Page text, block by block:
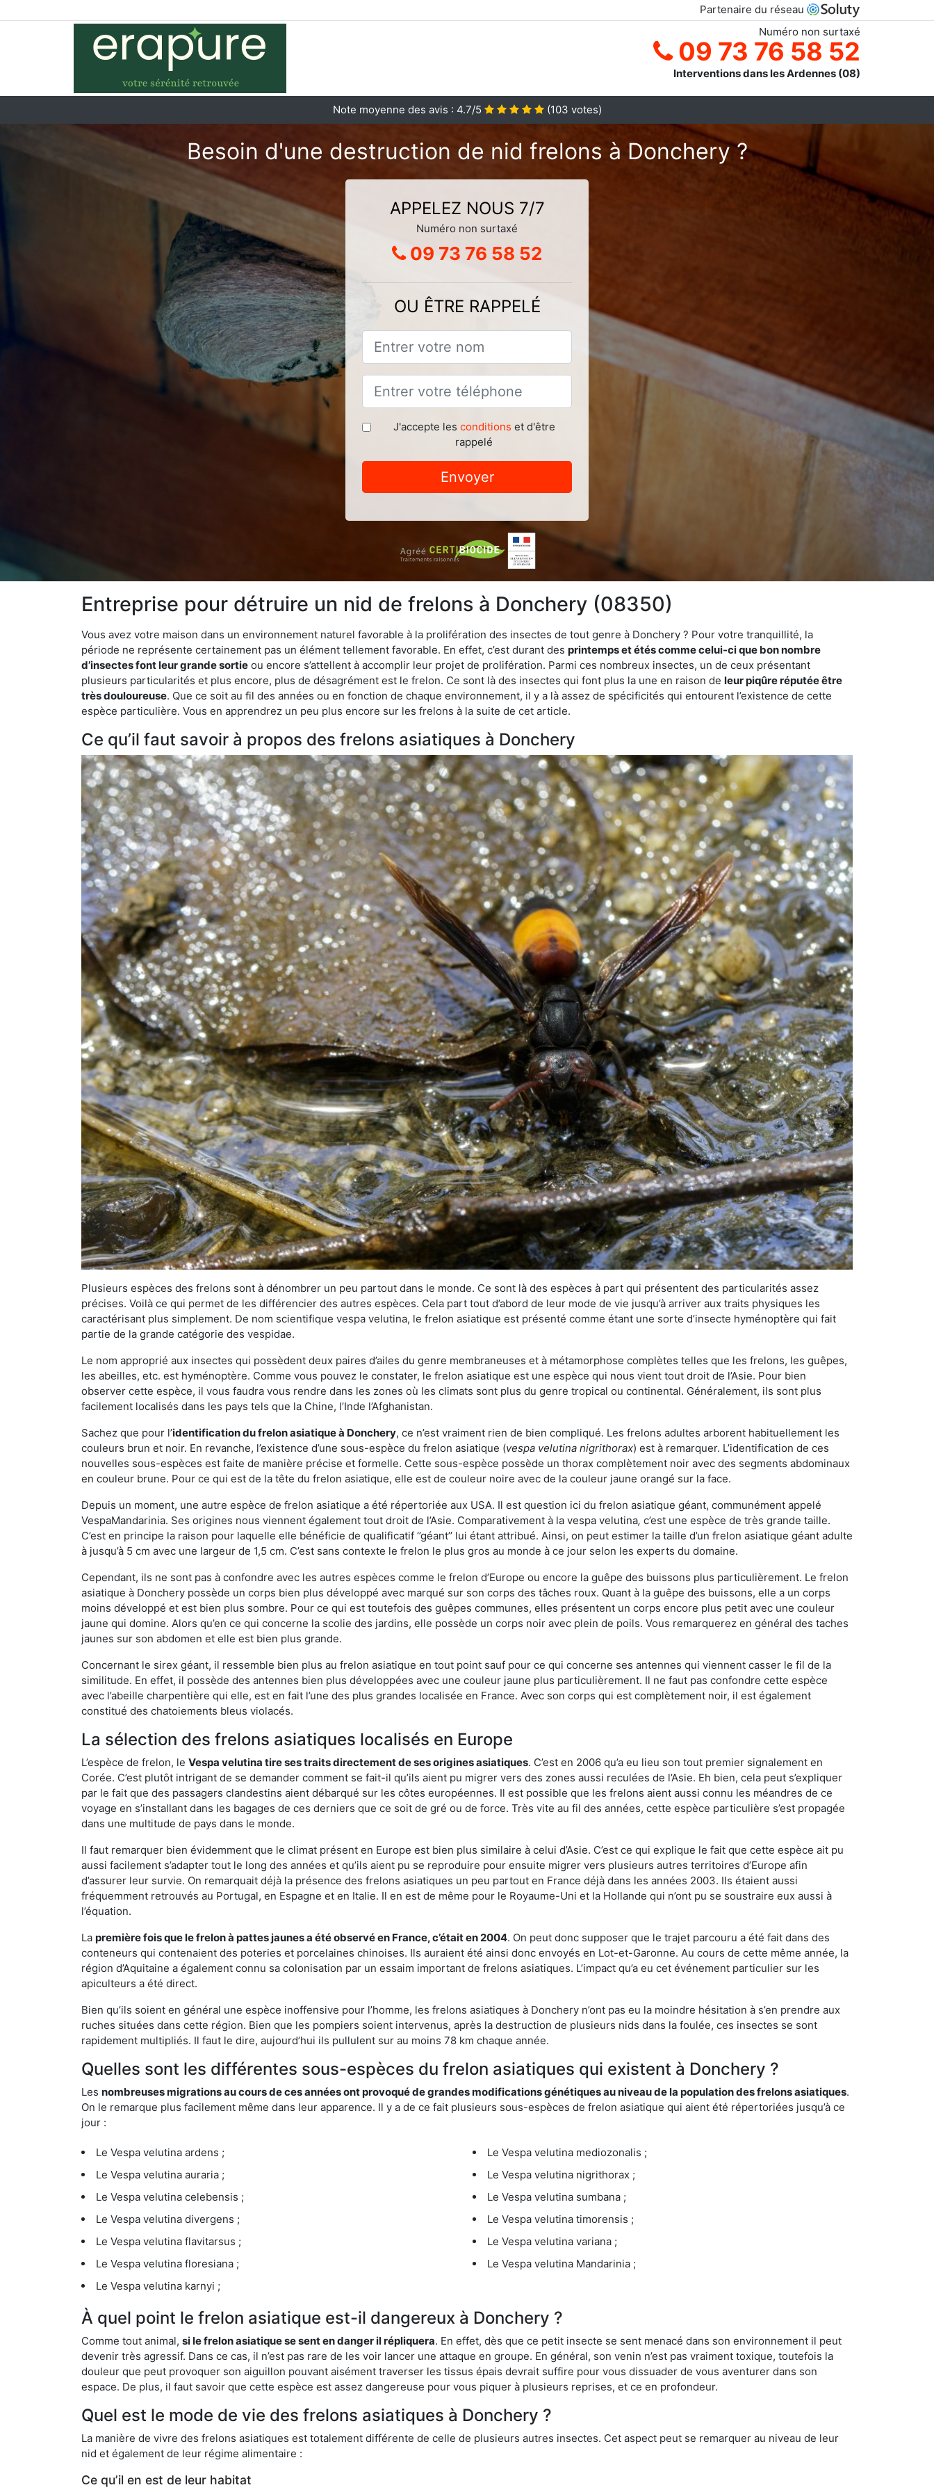
Partenaire du réseau
Numéro non surtaxé
09 73 76 58 52
Interventions dans les Ardennes (08)
Note moyenne des avis : 4.7/5 (103 votes)
Besoin d'une destruction de nid frelons à Donchery ?
APPELEZ NOUS 7/7
Numéro non surtaxé
09 73 76 58 52
OU ÊTRE RAPPELÉ
J'accepte les conditions et d'être
rappelé
Envoyer
Entreprise pour détruire un nid de frelons à Donchery (08350)
Vous avez votre maison dans un environnement naturel favorable à la prolifération des insectes de tout genre à Donchery ? Pour votre tranquillité, la
période ne représente certainement pas un élément tellement favorable. En effet, c’est durant des printemps et étés comme celui-ci que bon nombre
d’insectes font leur grande sortie ou encore s’attellent à accomplir leur projet de prolifération. Parmi ces nombreux insectes, un de ceux présentant
plusieurs particularités et plus encore, plus de désagrément est le frelon. Ce sont là des insectes qui font plus la une en raison de leur piqûre réputée être
très douloureuse. Que ce soit au fil des années ou en fonction de chaque environnement, il y a là assez de spécificités qui entourent l’existence de cette
espèce particulière. Vous en apprendrez un peu plus encore sur les frelons à la suite de cet article.
Ce qu’il faut savoir à propos des frelons asiatiques à Donchery
Plusieurs espèces des frelons sont à dénombrer un peu partout dans le monde. Ce sont là des espèces à part qui présentent des particularités assez
précises. Voilà ce qui permet de les différencier des autres espèces. Cela part tout d’abord de leur mode de vie jusqu’à arriver aux traits physiques les
caractérisant plus simplement. De nom scientifique vespa velutina, le frelon asiatique est présenté comme étant une sorte d’insecte hyménoptère qui fait
partie de la grande catégorie des vespidae.
Le nom approprié aux insectes qui possèdent deux paires d’ailes du genre membraneuses et à métamorphose complètes telles que les frelons, les guêpes,
les abeilles, etc. est hyménoptère. Comme vous pouvez le constater, le frelon asiatique est une espèce qui nous vient tout droit de l’Asie. Pour bien
observer cette espèce, il vous faudra vous rendre dans les zones où les climats sont plus du genre tropical ou continental. Généralement, ils sont plus
facilement localisés dans les pays tels que la Chine, l’Inde l’Afghanistan.
Sachez que pour l’identification du frelon asiatiqueà Donchery, ce n’est vraiment rien de bien compliqué. Les frelons adultes arborent habituellement les
couleurs brun et noir. En revanche, l’existence d’une sous-espèce du frelon asiatique (vespa velutina nigrithorax) est à remarquer. L’identification de ces
nouvelles sous-espèces est faite de manière précise et formelle. Cette sous-espèce possède un thorax complètement noir avec des segments abdominaux
en couleur brune. Pour ce qui est de la tête du frelon asiatique, elle est de couleur noire avec de la couleur jaune orangé sur la face.
Depuis un moment, une autre espèce de frelon asiatique a été répertoriée aux USA. Il est question ici du frelon asiatique géant, communément appelé
VespaMandarinia. Ses origines nous viennent également tout droit de l’Asie. Comparativement à la vespa velutina, c’est une espèce de très grande taille.
C’est en principe la raison pour laquelle elle bénéficie de qualificatif ‘’géant’’ lui étant attribué. Ainsi, on peut estimer la taille d’un frelon asiatique géant adulte
à jusqu’à 5 cm avec une largeur de 1,5 cm. C’est sans contexte le frelon le plus gros au monde à ce jour selon les experts du domaine.
Cependant, ils ne sont pas à confondre avec les autres espèces comme le frelon d’Europe ou encore la guêpe des buissons plus particulièrement. Le frelon
asiatique à Donchery possède un corps bien plus développé avec marqué sur son corps des tâches roux. Quant à la guêpe des buissons, elle a un corps
moins développé et est bien plus sombre. Pour ce qui est toutefois des guêpes communes, elles présentent un corps encore plus petit avec une couleur
jaune qui domine. Alors qu’en ce qui concerne la scolie des jardins, elle possède un corps noir avec plein de poils. Vous remarquerez en général des taches
jaunes sur son abdomen et elle est bien plus grande.
Concernant le sirex géant, il ressemble bien plus au frelon asiatique en tout point sauf pour ce qui concerne ses antennes qui viennent casser le fil de la
similitude. En effet, il possède des antennes bien plus développées avec une couleur jaune plus particulièrement. Il ne faut pas confondre cette espèce
avec l’abeille charpentière qui elle, est en fait l’une des plus grandes localisée en France. Avec son corps qui est complètement noir, il est également
constitué des chatoiements bleus violacés.
La sélection des frelons asiatiques localisés en Europe
L’espèce de frelon, le Vespa velutina tire ses traits directement de ses origines asiatiques. C’est en 2006 qu’a eu lieu son tout premier signalement en
Corée. C’est plutôt intrigant de se demander comment se fait-il qu’ils aient pu migrer vers des zones aussi reculées de l’Asie. Eh bien, cela peut s’expliquer
par le fait que des passagers clandestins aient débarqué sur les côtes européennes. Il est possible que les frelons aient aussi connu les méandres de ce
voyage en s’installant dans les bagages de ces derniers que ce soit de gré ou de force. Très vite au fil des années, cette espèce particulière s’est propagée
dans une multitude de pays dans le monde.
Il faut remarquer bien évidemment que le climat présent en Europe est bien plus similaire à celui d’Asie. C’est ce qui explique le fait que cette espèce ait pu
aussi facilement s’adapter tout le long des années et qu’ils aient pu se reproduire pour ensuite migrer vers plusieurs autres territoires d’Europe afin
d’assurer leur survie. On remarquait déjà la présence des frelons asiatiques un peu partout en France déjà dans les années 2003. Ils étaient aussi
fréquemment retrouvés au Portugal, en Espagne et en Italie. Il en est de même pour le Royaume-Uni et la Hollande qui n’ont pu se soustraire eux aussi à
l’équation.
La première fois que le frelon à pattes jaunes a été observé en France, c’était en 2004. On peut donc supposer que le trajet parcouru a été fait dans des
conteneurs qui contenaient des poteries et porcelaines chinoises. Ils auraient été ainsi donc envoyés en Lot-et-Garonne. Au cours de cette même année, la
région d’Aquitaine a également connu sa colonisation par un essaim important de frelons asiatiques. L’impact qu’a eu cet événement particulier sur les
apiculteurs a été direct.
Bien qu’ils soient en général une espèce inoffensive pour l’homme, les frelons asiatiques à Donchery n’ont pas eu la moindre hésitation à s’en prendre aux
ruches situées dans cette région. Bien que les pompiers soient intervenus, après la destruction de plusieurs nids dans la foulée, ces insectes se sont
rapidement multipliés. Il faut le dire, aujourd’hui ils pullulent sur au moins 78 km chaque année.
Quelles sont les différentes sous-espèces du frelon asiatiques qui existent à Donchery ?
Les nombreuses migrations au cours de ces années ont provoqué de grandes modifications génétiques au niveau de la population des frelons asiatiques.
On le remarque plus facilement même dans leur apparence. Il y a de ce fait plusieurs sous-espèces de frelon asiatique qui aient été répertoriées jusqu’à ce
jour :
Le Vespa velutina ardens ;
Le Vespa velutina auraria ;
Le Vespa velutina celebensis ;
Le Vespa velutina divergens ;
Le Vespa velutina flavitarsus ;
Le Vespa velutina floresiana ;
Le Vespa velutina karnyi ;
Le Vespa velutina mediozonalis ;
Le Vespa velutina nigrithorax ;
Le Vespa velutina sumbana ;
Le Vespa velutina timorensis ;
Le Vespa velutina variana ;
Le Vespa velutina Mandarinia ;
À quel point le frelon asiatique est-il dangereux à Donchery ?
Comme tout animal, si le frelon asiatique se sent en danger il répliquera. En effet, dès que ce petit insecte se sent menacé dans son environnement il peut
devenir très agressif. Dans ce cas, il n’est pas rare de les voir lancer une attaque en groupe. En général, son venin n’est pas vraiment toxique, toutefois la
douleur que peut provoquer son aiguillon pouvant aisément traverser les tissus épais devrait suffire pour vous dissuader de vous aventurer dans son
espace. De plus, il faut savoir que cette espèce est assez dangereuse pour vous piquer à plusieurs reprises, et ce en profondeur.
Quel est le mode de vie des frelons asiatiques à Donchery ?
La manière de vivre des frelons asiatiques est totalement différente de celle de plusieurs autres insectes. Cet aspect peut se remarquer au niveau de leur
nid et également de leur régime alimentaire :
Ce qu’il en est de leur habitat